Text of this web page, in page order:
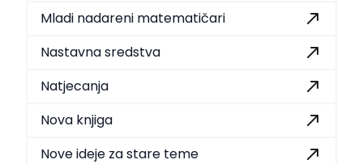
Mladi nadareni matematičari
Nastavna sredstva
Natjecanja
Nova knjiga
Nove ideje za stare teme